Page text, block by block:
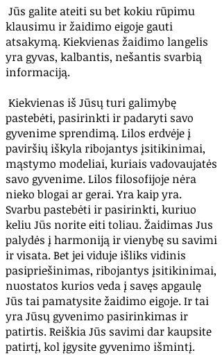
Jūs galite ateiti su bet kokiu rūpimu
klausimu ir žaidimo eigoje gauti
atsakymą. Kiekvienas žaidimo langelis
yra gyvas, kalbantis, nešantis svarbią
informaciją.
Kiekvienas iš Jūsų turi galimybę
pastebėti, pasirinkti ir padaryti savo
gyvenime sprendimą. Lilos erdvėje į
paviršių iškyla ribojantys įsitikinimai,
mąstymo modeliai, kuriais vadovaujatės
savo gyvenime. Lilos filosofijoje nėra
nieko blogai ar gerai. Yra kaip yra.
Svarbu pastebėti ir pasirinkti, kuriuo
keliu Jūs norite eiti toliau. Žaidimas Jus
palydės į harmoniją ir vienybę su savimi
ir visata. Bet jei viduje išliks vidinis
pasipriešinimas, ribojantys įsitikinimai,
nuostatos kurios veda į savęs apgaulę
Jūs tai pamatysite žaidimo eigoje. Ir tai
yra Jūsų gyvenimo pasirinkimas ir
patirtis. Reiškia Jūs savimi dar kaupsite
patirtį, kol įgysite gyvenimo išmintį.